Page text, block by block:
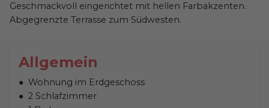
Geschmackvoll eingerichtet mit hellen Farbakzenten.
Abgegrenzte Terrasse zum Südwesten.
Allgemein
Wohnung im Erdgeschoss
2 Schlafzimmer